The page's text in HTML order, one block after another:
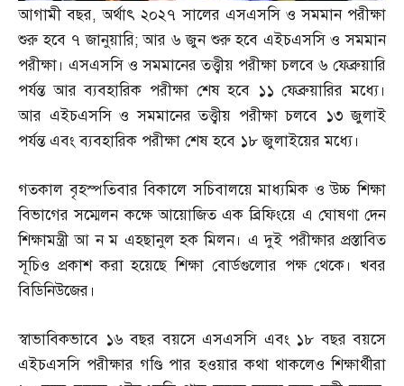
আগামী বছর,অর্থাৎ ২০২৭ সালের এসএসসি ও সমমান পরীক্ষা
শুরু হবে ৭ জানুয়ারি;আর ৬ জুন শুরু হবে এইচএসসি ও সমমান
পরীক্ষা। এসএসসি ও সমমানের তত্ত্বীয় পরীক্ষা চলবে ৬ ফেব্রুয়ারি
পর্যন্ত আর ব্যবহারিক পরীক্ষা শেষ হবে ১১ ফেব্রুয়ারির মধ্যে।
আর এইচএসসি ও সমমানের তত্ত্বীয় পরীক্ষা চলবে ১৩ জুলাই
পর্যন্ত এবং ব্যবহারিক পরীক্ষা শেষ হবে ১৮ জুলাইয়ের মধ্যে।
গতকাল বৃহস্পতিবার বিকালে সচিবালয়ে মাধ্যমিক ও উচ্চ শিক্ষা
বিভাগের সম্মেলন কক্ষে আয়োজিত এক ব্রিফিংয়ে এ ঘোষণা দেন
শিক্ষামন্ত্রী আ ন ম এহছানুল হক মিলন। এ দুই পরীক্ষার প্রস্তাবিত
সূচিও প্রকাশ করা হয়েছে শিক্ষা বোর্ডগুলোর পক্ষ থেকে। খবর
বিডিনিউজের।
স্বাভাবিকভাবে ১৬ বছর বয়সে এসএসসি এবং ১৮ বছর বয়সে
এইচএসসি পরীক্ষার গণ্ডি পার হওয়ার কথা থাকলেও শিক্ষার্থীরা